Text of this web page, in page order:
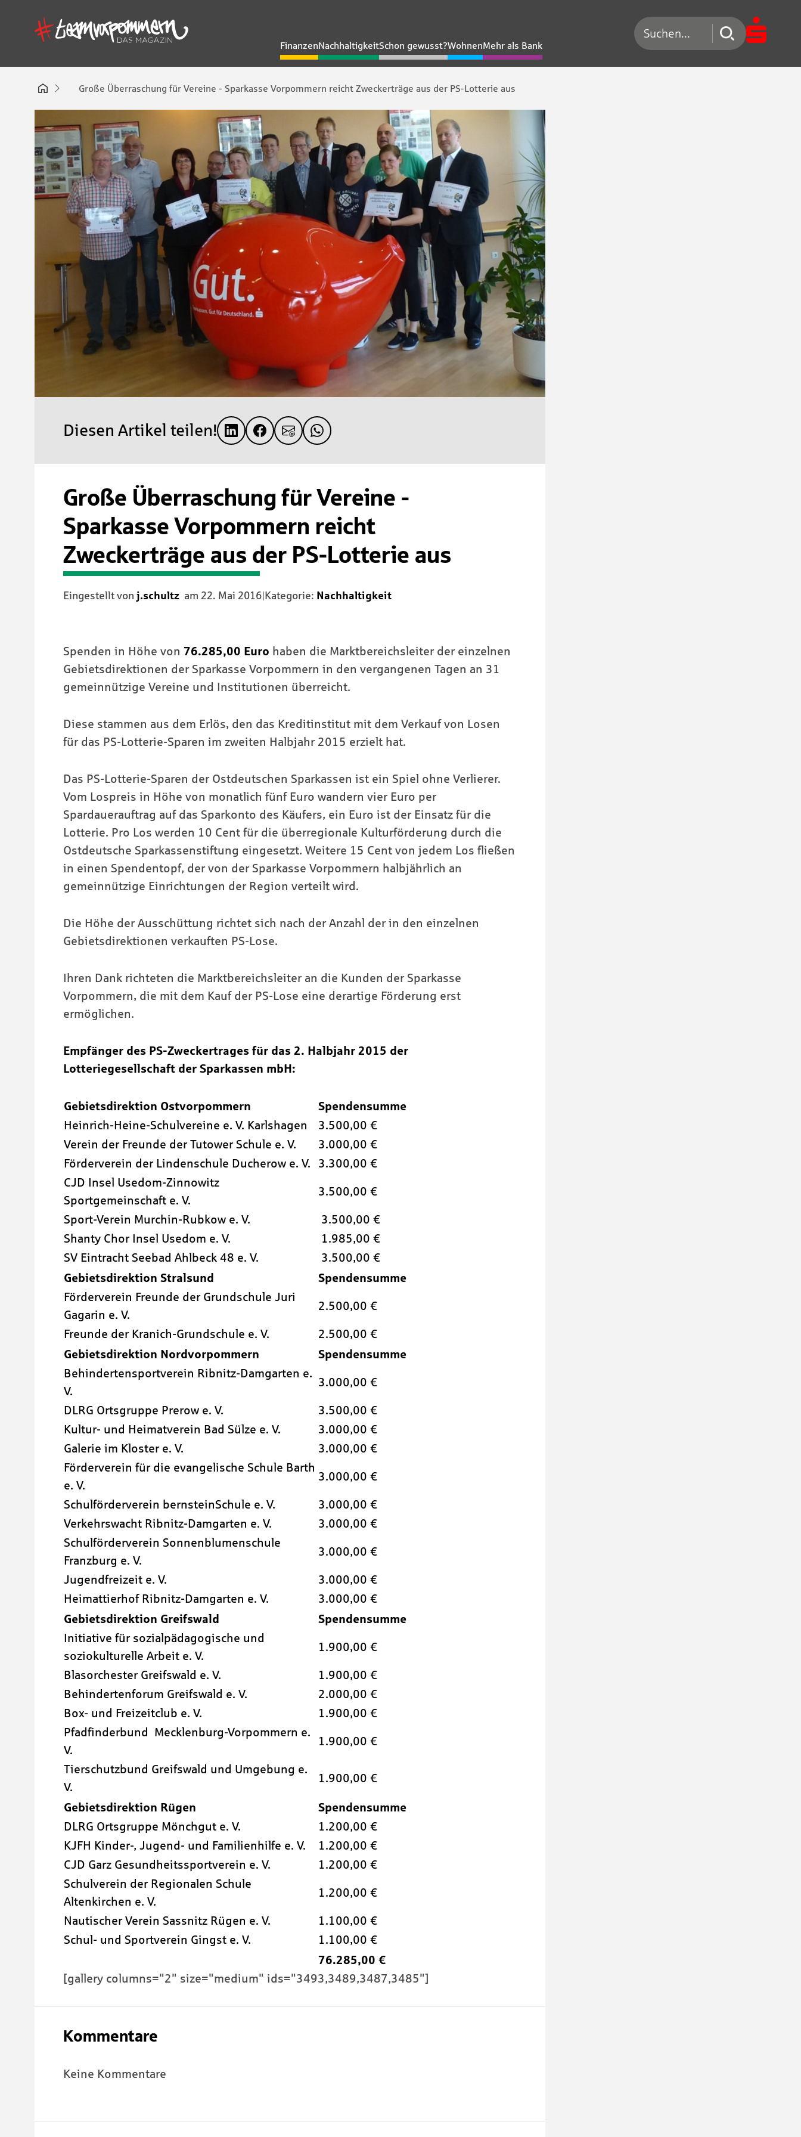
FinanzenNachhaltigkeitSchon gewusst?WohnenMehr als Bank
Suchen nach
Große Überraschung für Vereine - Sparkasse Vorpommern reicht Zweckerträge aus der PS-Lotterie aus
Diesen Artikel teilen!
Große Überraschung für Vereine -
Sparkasse Vorpommern reicht
Zweckerträge aus der PS-Lotterie aus
Eingestellt von j.schultz am 22. Mai 2016| Kategorie: Nachhaltigkeit
Spenden in Höhe von 76.285,00 Euro haben die Marktbereichsleiter der einzelnen
Gebietsdirektionen der Sparkasse Vorpommern in den vergangenen Tagen an 31
gemeinnützige Vereine und Institutionen überreicht.
Diese stammen aus dem Erlös, den das Kreditinstitut mit dem Verkauf von Losen
für das PS-Lotterie-Sparen im zweiten Halbjahr 2015 erzielt hat.
Das PS-Lotterie-Sparen der Ostdeutschen Sparkassen ist ein Spiel ohne Verlierer.
Vom Lospreis in Höhe von monatlich fünf Euro wandern vier Euro per
Spardauerauftrag auf das Sparkonto des Käufers, ein Euro ist der Einsatz für die
Lotterie. Pro Los werden 10 Cent für die überregionale Kulturförderung durch die
Ostdeutsche Sparkassenstiftung eingesetzt. Weitere 15 Cent von jedem Los fließen
in einen Spendentopf, der von der Sparkasse Vorpommern halbjährlich an
gemeinnützige Einrichtungen der Region verteilt wird.
Die Höhe der Ausschüttung richtet sich nach der Anzahl der in den einzelnen
Gebietsdirektionen verkauften PS-Lose.
Ihren Dank richteten die Marktbereichsleiter an die Kunden der Sparkasse
Vorpommern, die mit dem Kauf der PS-Lose eine derartige Förderung erst
ermöglichen.
Empfänger des PS-Zweckertrages für das 2. Halbjahr 2015 der
Lotteriegesellschaft der Sparkassen mbH:
Gebietsdirektion Ostvorpommern
Spendensumme
Heinrich-Heine-Schulvereine e. V. Karlshagen
3.500,00 €
Verein der Freunde der Tutower Schule e. V.
3.000,00 €
Förderverein der Lindenschule Ducherow e. V.
3.300,00 €
CJD Insel Usedom-Zinnowitz
Sportgemeinschaft e. V.
3.500,00 €
Sport-Verein Murchin-Rubkow e. V.
3.500,00 €
Shanty Chor Insel Usedom e. V.
1.985,00 €
SV Eintracht Seebad Ahlbeck 48 e. V.
3.500,00 €
Gebietsdirektion Stralsund
Spendensumme
Förderverein Freunde der Grundschule Juri
Gagarin e. V.
2.500,00 €
Freunde der Kranich-Grundschule e. V.
2.500,00 €
Gebietsdirektion Nordvorpommern
Spendensumme
Behindertensportverein Ribnitz-Damgarten e.
V.
3.000,00 €
DLRG Ortsgruppe Prerow e. V.
3.500,00 €
Kultur- und Heimatverein Bad Sülze e. V.
3.000,00 €
Galerie im Kloster e. V.
3.000,00 €
Förderverein für die evangelische Schule Barth
e. V.
3.000,00 €
Schulförderverein bernsteinSchule e. V.
3.000,00 €
Verkehrswacht Ribnitz-Damgarten e. V.
3.000,00 €
Schulförderverein Sonnenblumenschule
Franzburg e. V.
3.000,00 €
Jugendfreizeit e. V.
3.000,00 €
Heimattierhof Ribnitz-Damgarten e. V.
3.000,00 €
Gebietsdirektion Greifswald
Spendensumme
Initiative für sozialpädagogische und
soziokulturelle Arbeit e. V.
1.900,00 €
Blasorchester Greifswald e. V.
1.900,00 €
Behindertenforum Greifswald e. V.
2.000,00 €
Box- und Freizeitclub e. V.
1.900,00 €
Pfadfinderbund Mecklenburg-Vorpommern e.
V.
1.900,00 €
Tierschutzbund Greifswald und Umgebung e.
V.
1.900,00 €
Gebietsdirektion Rügen
Spendensumme
DLRG Ortsgruppe Mönchgut e. V.
1.200,00 €
KJFH Kinder-, Jugend- und Familienhilfe e. V.
1.200,00 €
CJD Garz Gesundheitssportverein e. V.
1.200,00 €
Schulverein der Regionalen Schule
Altenkirchen e. V.
1.200,00 €
Nautischer Verein Sassnitz Rügen e. V.
1.100,00 €
Schul- und Sportverein Gingst e. V.
1.100,00 €
76.285,00 €
[gallery columns="2" size="medium" ids="3493,3489,3487,3485"]
Kommentare
Keine Kommentare